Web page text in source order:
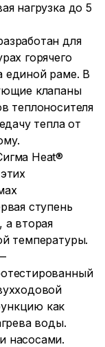
нагрузка до 5
для
горячего
единой раме. В
клапаны
теплоносителя
тепла от
Heat®
ступень
а вторая
температуры.
как
воды.
насосами.